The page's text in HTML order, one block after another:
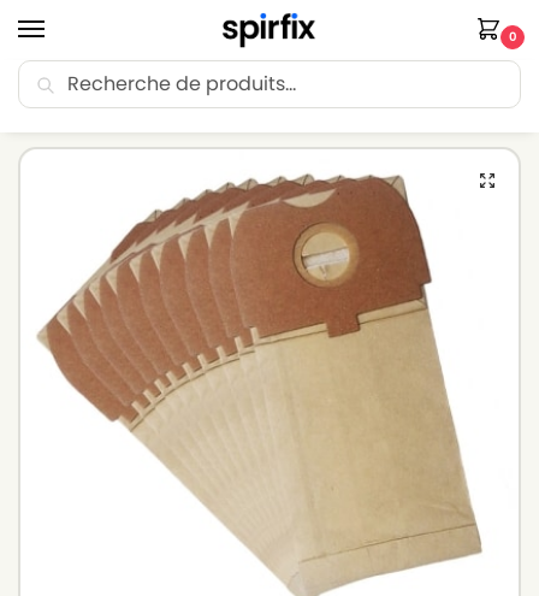
0
🚚 Livraison Point Relais offerte dès 30€ d’achat.